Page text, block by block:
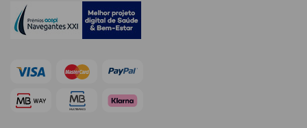
Hidratantes
Séruns Faciais
Creme de Olhos
Anti-